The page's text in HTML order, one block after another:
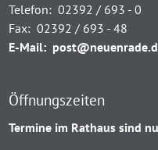
Telefon: 02392 / 693 - 0
Fax: 02392 / 693 - 48
E-Mail:
Öffnungszeiten
Termine im Rathaus sind